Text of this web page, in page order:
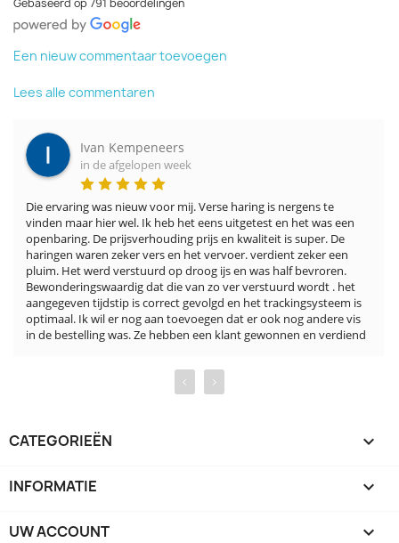
Gebaseerd op 791 beoordelingen
Een nieuw commentaar toevoegen
Lees alle commentaren
Ivan Kempeneers
in de afgelopen week
Die ervaring was nieuw voor mij. Verse haring is nergens te
vinden maar hier wel. Ik heb het eens uitgetest en het was een
openbaring. De prijsverhouding prijs en kwaliteit is super. De
haringen waren zeker vers en het vervoer. verdient zeker een
pluim. Het werd verstuurd op droog ijs en was half bevroren.
Bewonderingswaardig dat die van zo ver verstuurd wordt . het
aangegeven tijdstip is correct gevolgd en het trackingsysteem is
optimaal. Ik wil er nog aan toevoegen dat er ook nog andere vis
in de bestelling was. Ze hebben een klant gewonnen en verdiend
‹ ›
CATEGORIEËN 
INFORMATIE 
UW ACCOUNT 